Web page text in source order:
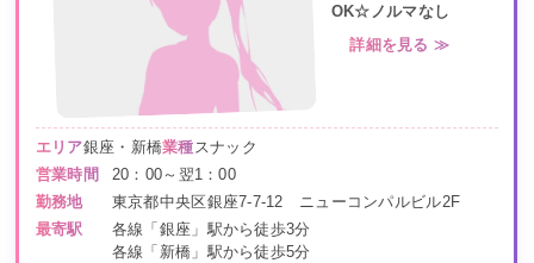
OK☆ノルマなし
詳細を見る ≫
エリア銀座・新橋業種スナック
営業時間
20：00～翌1：00
勤務地
東京都中央区銀座7-7-12 ニューコンパルビル2F
最寄駅
各線「銀座」駅から徒歩3分
各線「新橋」駅から徒歩5分